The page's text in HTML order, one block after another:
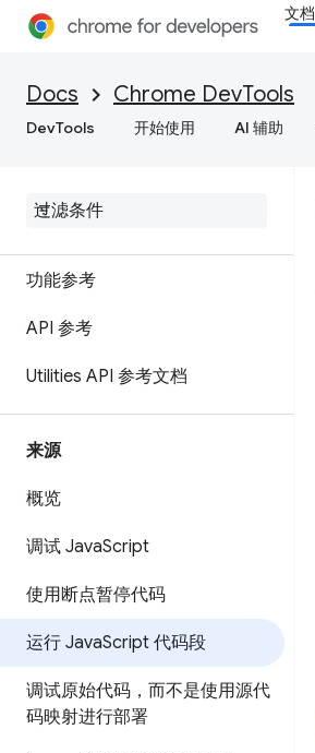
文档
Docs Chrome DevTools
DevTools 开始使用 AI 辅助
通过控制台数据分析了解错误和
警告
日志消息
运行 JavaScript
功能参考
API 参考
Utilities API 参考文档
来源
概览
调试 JavaScript
使用断点暂停代码
运行 JavaScript 代码段
调试原始代码，而不是使用源代
码映射进行部署